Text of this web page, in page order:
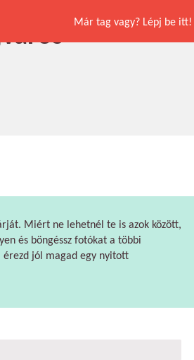
Már tag vagy? Lépj be itt!
Miért ne lehetnél te is azok között,
és böngéssz fotókat a többi
jól magad egy nyitott